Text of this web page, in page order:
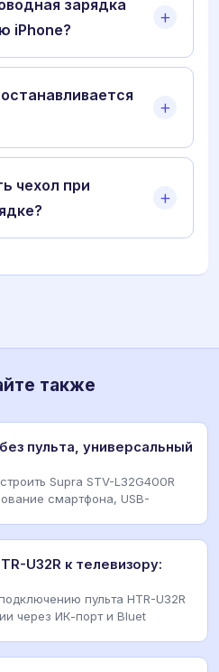
зарядка
iPhone?
чехол при
также
пульта, универсальный
Supra STV-L32G400R
смартфона, USB-
U32R к телевизору:
пульта HTR-U32R
через ИК-порт и Bluet